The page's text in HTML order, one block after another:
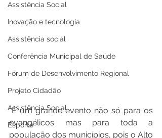
Assistência Social
Inovação e tecnologia
Assistência social
Conferência Municipal de Saúde
Fórum de Desenvolvimento Regional
Projeto Cidadão
Assistência Social
Esporte
"É um grande evento não só para os
evangélicos mas para toda a
população dos municípios, pois o Alto